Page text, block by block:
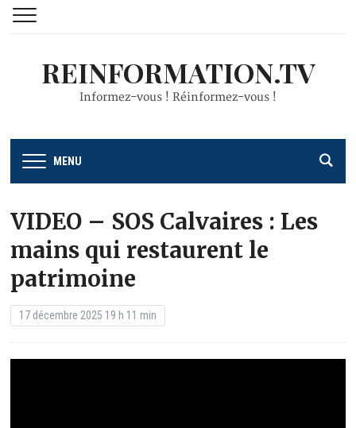
REINFORMATION.TV
Informez-vous ! Réinformez-vous !
MENU
VIDEO – SOS Calvaires : Les
mains qui restaurent le
patrimoine
17 décembre 2025 19 h 11 min